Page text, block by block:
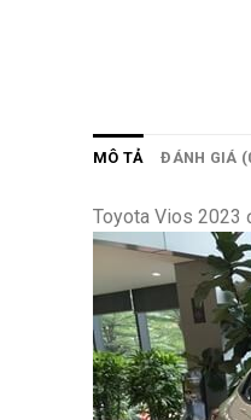
MÔ TẢ ĐÁNH GIÁ
Toyota Vios 2023